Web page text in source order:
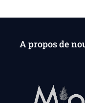
A propos de